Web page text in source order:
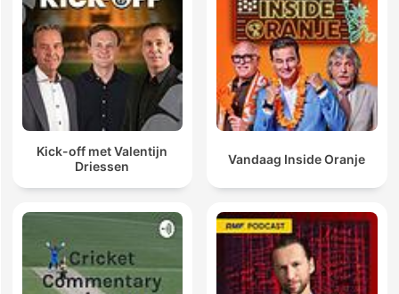
Kick-off met Valentijn
Driessen
Vandaag Inside Oranje